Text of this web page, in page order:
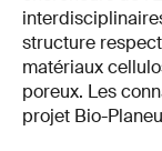
structure
matériaux
poreux. Les
projet Bio-